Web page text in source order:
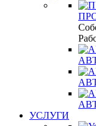
УСЛУГИ